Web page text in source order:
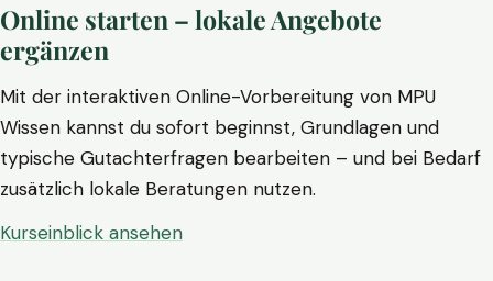
Online starten – lokale Angebote
ergänzen
Mit der interaktiven Online-Vorbereitung von MPU
Wissen kannst du sofort beginnst, Grundlagen und
typische Gutachterfragen bearbeiten – und bei Bedarf
zusätzlich lokale Beratungen nutzen.
Kurseinblick ansehen